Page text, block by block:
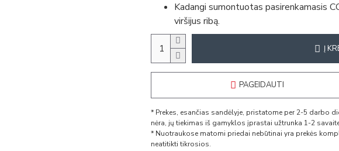
Kadangi sumontuotas pasirenkamasis
viršijus ribą.
Į
PAGEIDAUTI
* Prekes, esančias sandėlyje, pristatome per 2-5 darbo
nėra, jų tiekimas iš gamyklos įprastai užtrunka 1-2
* Nuotraukose matomi priedai nebūtinai yra prekės
neatitikti tikrosios.